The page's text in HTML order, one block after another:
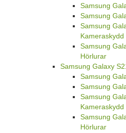
Samsung
Samsung
Samsung
Kameraskydd
Samsung
Hörlurar
Samsung Galaxy
Samsung
Samsung
Samsung
Kameraskydd
Samsung
Hörlurar